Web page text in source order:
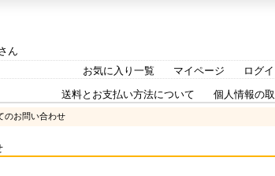
ん
お気に入り一覧
マイページ ログ
送料とお支払い方法について
個人情報の
のお問い合わせ